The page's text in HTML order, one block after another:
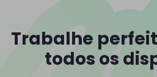
Trabalhe
todos os